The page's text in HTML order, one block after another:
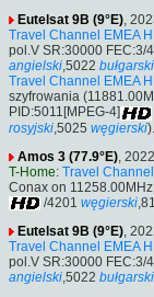
Eutelsat 9B (9°E),
Travel Channel EMEA
pol.V SR:30000 FEC:3/
angielski,5022 bułgarski
Travel Channel EMEA
szyfrowania
PID:5011[MPEG-4]
rosyjski ,5025 węgierski).
Amos 3 (77.9°E) ,
T-Home: Travel
Conax on
/4201 węgierski
Eutelsat 9B (9°E),
Travel Channel EMEA
pol.V SR:30000 FEC:3/
angielski,5022 bułgarski